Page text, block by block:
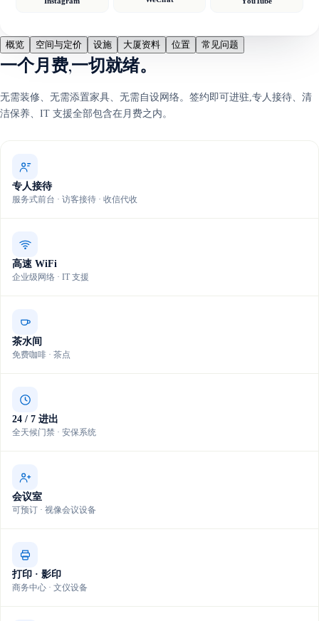
概览 空间与定价 设施 大厦资料 位置 常见问题
一个月费,一切就绪。
无需装修、无需添置家具、无需自设网络。签约即可进驻,专人接待、清
洁保养、IT 支援全部包含在月费之内。
专人接待
服务式前台 · 访客接待 · 收信代收
高速 WiFi
企业级网络 · IT 支援
茶水间
免费咖啡 · 茶点
24 / 7 进出
全天候门禁 · 安保系统
会议室
可预订 · 视像会议设备
打印 · 影印
商务中心 · 文仪设备